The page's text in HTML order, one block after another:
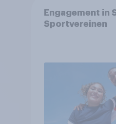
Engagement in
Sportvereinen